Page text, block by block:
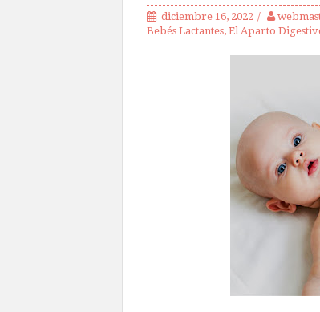
diciembre 16, 2022
Bebés Lactantes, El Aparto